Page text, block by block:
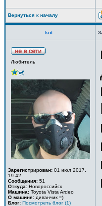
Вернуться к началу
kot_
Любитель
Зарегистрирован: 01 июл 2017,
19:42
Сообщения: 51
Откуда: Новороссийск
Машина: Toyota Vista Ardeo
О машине: диванчик =)
Блог: Посмотреть блог (1)